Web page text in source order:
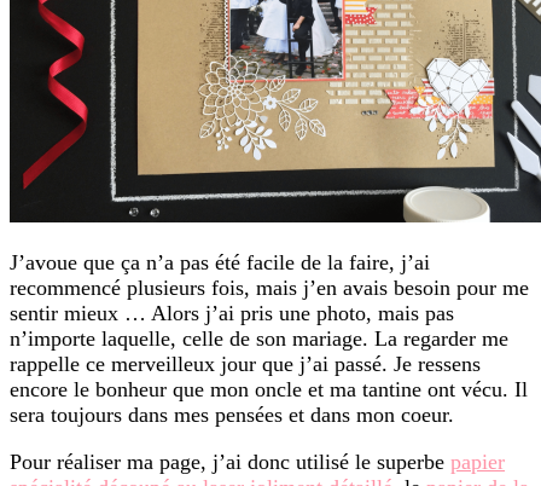
J’avoue que ça n’a pas été facile de la faire, j’ai
recommencé plusieurs fois, mais j’en avais besoin pour me
sentir mieux … Alors j’ai pris une photo, mais pas
n’importe laquelle, celle de son mariage. La regarder me
rappelle ce merveilleux jour que j’ai passé. Je ressens
encore le bonheur que mon oncle et ma tantine ont vécu. Il
sera toujours dans mes pensées et dans mon coeur.
Pour réaliser ma page, j’ai donc utilisé le superbe papier